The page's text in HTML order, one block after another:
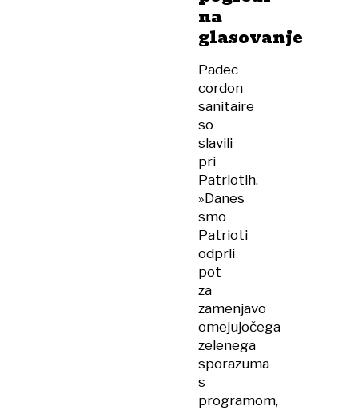
na
glasovanje
Padec
cordon
sanitaire
so
slavili
pri
Patriotih.
»Danes
smo
Patrioti
odprli
pot
za
zamenjavo
omejujočega
zelenega
sporazuma
s
programom,